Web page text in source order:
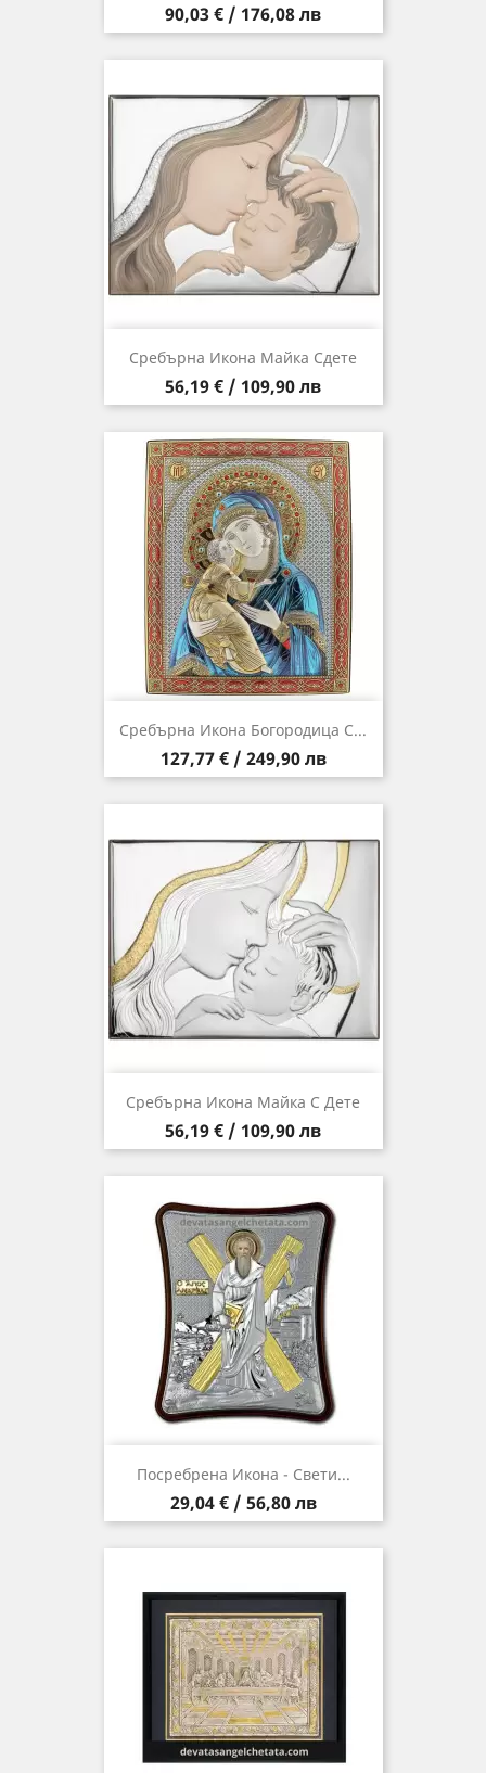
Цена
90,03 € / 176,08 лв
Сребърна Икона Майка Сдете
Цена
56,19 € / 109,90 лв
Сребърна Икона Богородица С...
Цена
127,77 € / 249,90 лв
Сребърна Икона Майка С Дете
Цена
56,19 € / 109,90 лв
Посребрена Икона - Свети...
Цена
29,04 € / 56,80 лв